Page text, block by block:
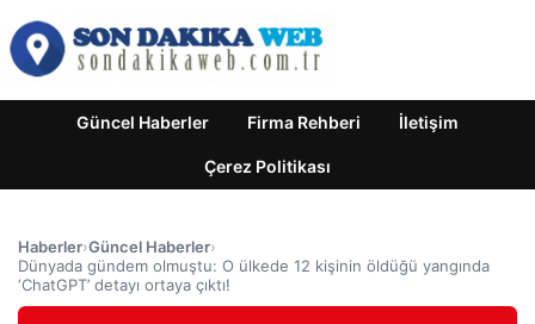
Güncel Haberler Firma Rehberi İletişim
Çerez Politikası
Haberler›Güncel Haberler›
Dünyada gündem olmuştu: O ülkede 12 kişinin öldüğü yangında
‘ChatGPT’ detayı ortaya çıktı!